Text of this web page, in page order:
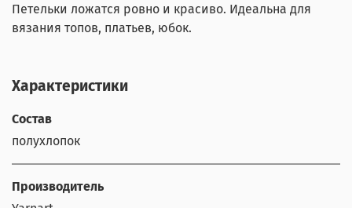
Петельки ложатся ровно и красиво. Идеальна для
вязания топов, платьев, юбок.
Характеристики
Состав
полухлопок
Производитель